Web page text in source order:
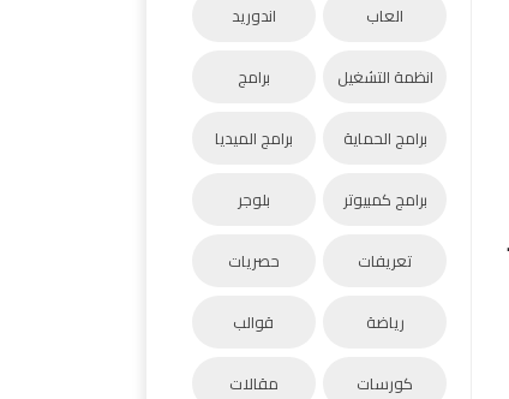
العاب اندوريد
انظمة التشغيل برامج
برامج الحماية برامج الميديا
برامج كمبيوتر بلوجر
تعريفات حصريات
رياضة قوالب
كورسات مقالات